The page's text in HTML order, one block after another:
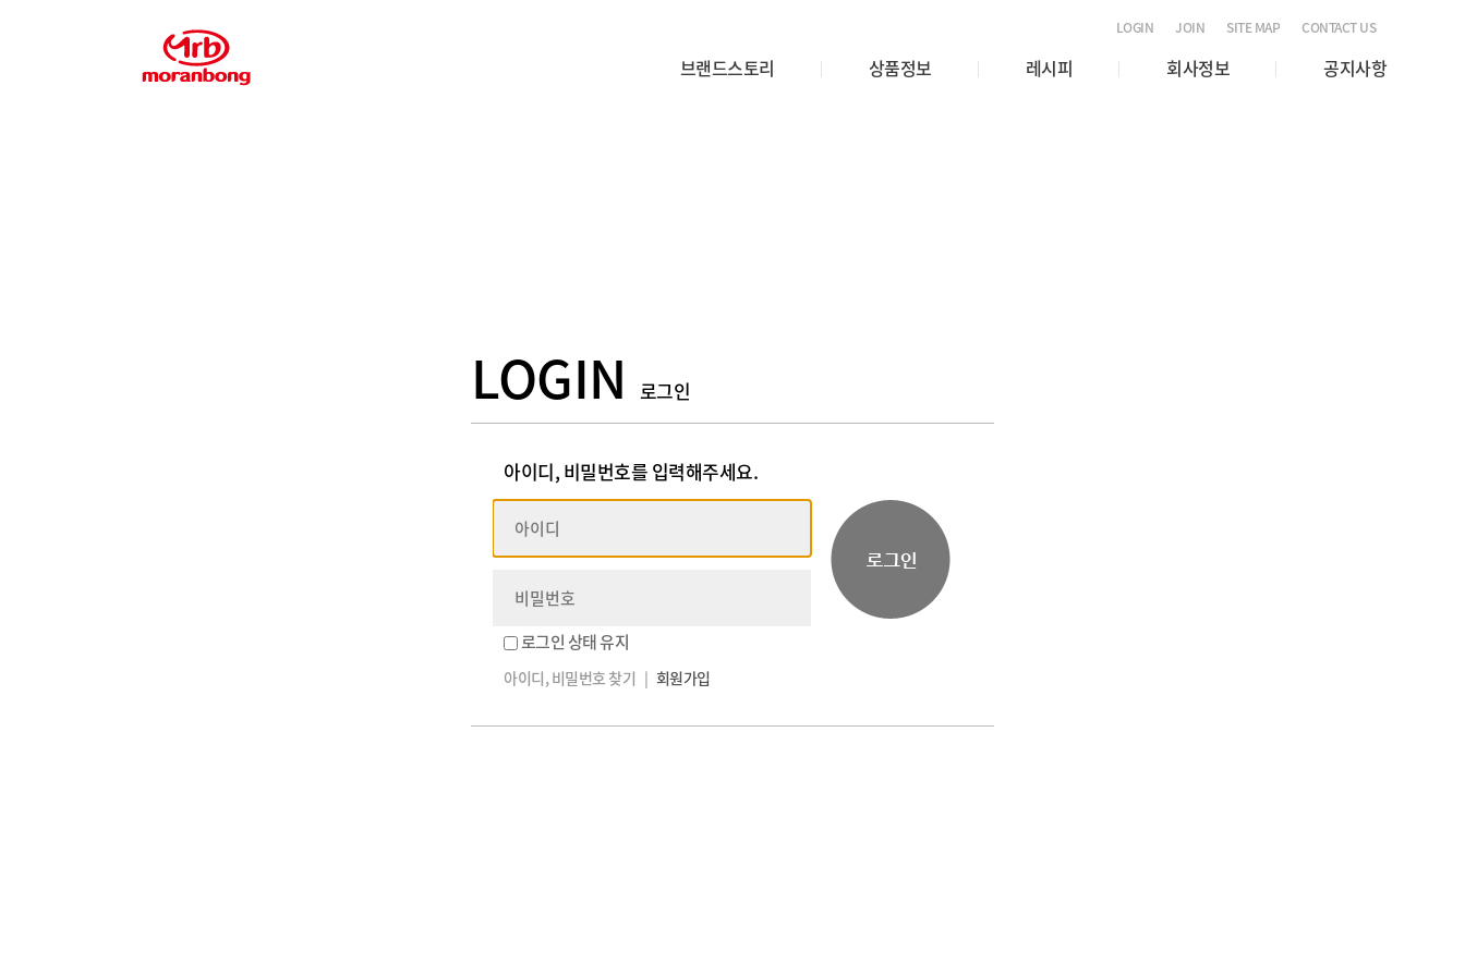
LOGIN JOIN SITE MAP CONTACT US
브랜드스토리 상품정보 레시피 회사정보 공지사항
LOGIN 로그인
아이디, 비밀번호를 입력해주세요.
로그인 상태 유지
아이디, 비밀번호 찾기 | 회원가입